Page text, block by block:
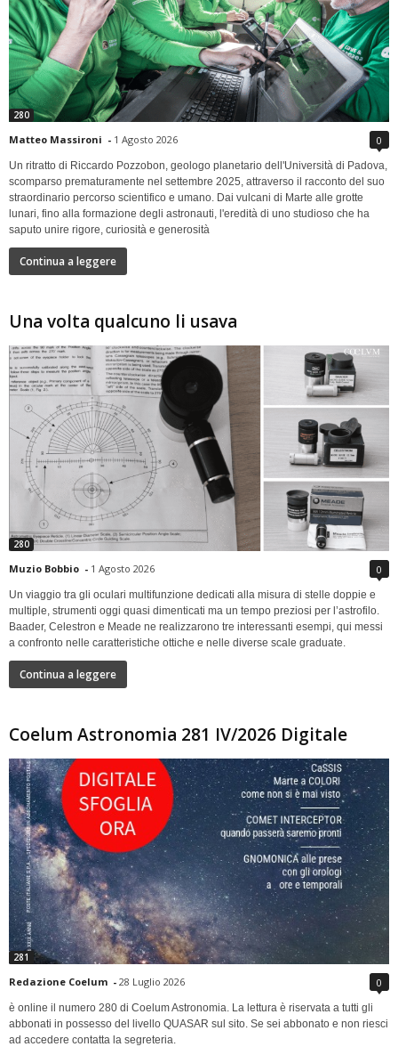
280
Matteo Massironi - 1 Agosto 2026 0
Un ritratto di Riccardo Pozzobon, geologo planetario dell'Università di Padova,
scomparso prematuramente nel settembre 2025, attraverso il racconto del suo
straordinario percorso scientifico e umano. Dai vulcani di Marte alle grotte
lunari, fino alla formazione degli astronauti, l'eredità di uno studioso che ha
saputo unire rigore, curiosità e generosità
Continua a leggere
Una volta qualcuno li usava
280
Muzio Bobbio - 1 Agosto 2026 0
Un viaggio tra gli oculari multifunzione dedicati alla misura di stelle doppie e
multiple, strumenti oggi quasi dimenticati ma un tempo preziosi per l’astrofilo.
Baader, Celestron e Meade ne realizzarono tre interessanti esempi, qui messi
a confronto nelle caratteristiche ottiche e nelle diverse scale graduate.
Continua a leggere
Coelum Astronomia 281 IV/2026 Digitale
281
Redazione Coelum - 28 Luglio 2026 0
è online il numero 280 di Coelum Astronomia. La lettura è riservata a tutti gli
abbonati in possesso del livello QUASAR sul sito. Se sei abbonato e non riesci
ad accedere contatta la segreteria.